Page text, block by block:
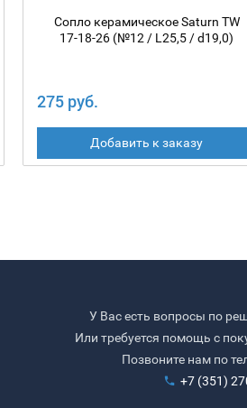
Сопло керамическое Saturn TW
17-18-26 (№12 / L25,5 / d19,0)
275 руб.
Добавить к заказу
У Вас есть вопросы по
Или требуется помощь с
Позвоните нам по
+7 (351)